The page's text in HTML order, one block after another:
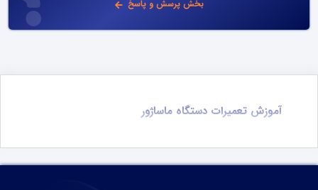
بخش پرسش و پاسخ
آموزش تعمیرات دستگاه ماساژور